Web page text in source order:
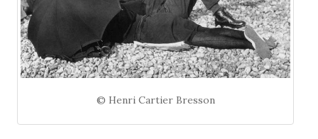
© Henri Cartier Bresson